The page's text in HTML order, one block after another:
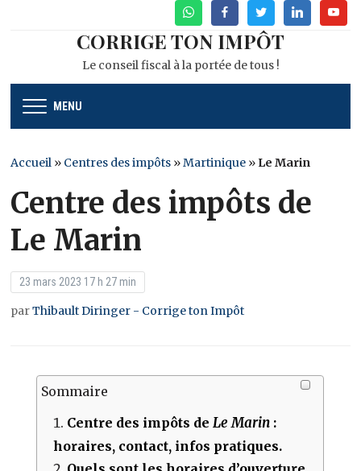
WhatsAppFacebookTwitterLinkedin
CORRIGE TON IMPÔT
Le conseil fiscal à la portée de tous !
MENU
Accueil » Centres des impôts »Martinique » Le Marin
Centre des impôts de
Le Marin
23 mars 2023 17 h 27 min
parThibault Diringer - Corrige ton Impôt
Sommaire
Centre des impôts de Le Marin :
horaires, contact, infos pratiques.